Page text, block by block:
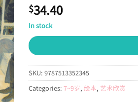
$34.40
In stock
SKU: 9787513352345
Categories: 7~9岁, 绘本, 艺术欣赏